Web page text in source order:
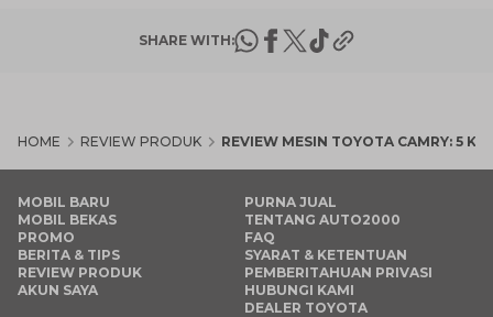
SHARE WITH:
HOME REVIEW PRODUK REVIEW MESIN TOYOTA CAMRY: 5
MOBIL BARU
MOBIL BEKAS
PROMO
BERITA & TIPS
REVIEW PRODUK
AKUN SAYA
PURNA JUAL
TENTANG AUTO2000
FAQ
SYARAT & KETENTUAN
PEMBERITAHUAN PRIVASI
HUBUNGI KAMI
DEALER TOYOTA